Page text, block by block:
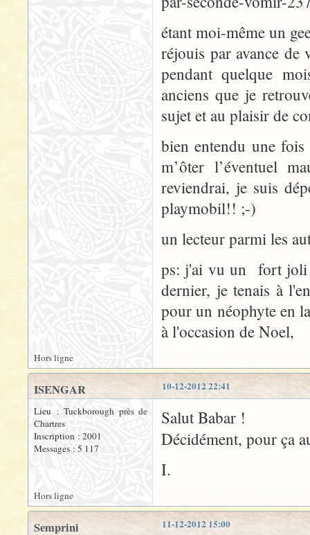
étant moi-même un
réjouis par avance
pendant quelque
anciens que je
sujet et au plaisir de
bien entendu une
m’ôter l’éventuel
reviendrai, je suis
playmobil!! ;-)
un lecteur parmi les
ps: j'ai vu un fort joli
dernier, je tenais à
pour un néophyte en
à l'occasion de Noel,
Hors ligne
10-12-2012 22:41
ISENGAR
Lieu : Tuckborough près de
Chartres
Inscription : 2001
Messages : 5 117
Salut Babar !
Décidément, pour ça
I.
Hors ligne
11-12-2012 15:00
Semprini